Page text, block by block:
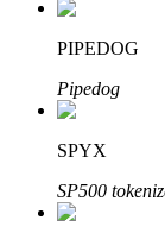
Layanan
PIPEDOG
Pipedog
SPYX
SP500